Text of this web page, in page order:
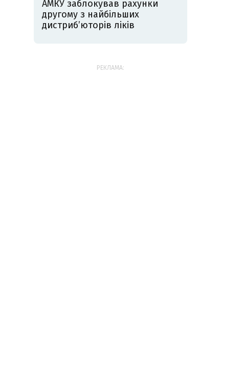
АМКУ заблокував рахунки
другому з найбільших
дистрибʼюторів ліків
РЕКЛАМА: